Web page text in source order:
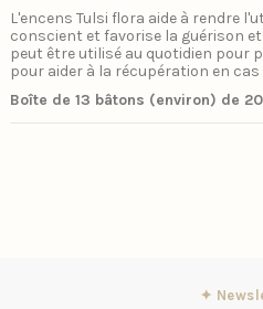
L'encens Tulsi flora aide à rendre
conscient et favorise la guérison
peut être utilisé au quotidien pour
pour aider à la récupération en cas
Boîte de 13 bâtons (environ) de
✦